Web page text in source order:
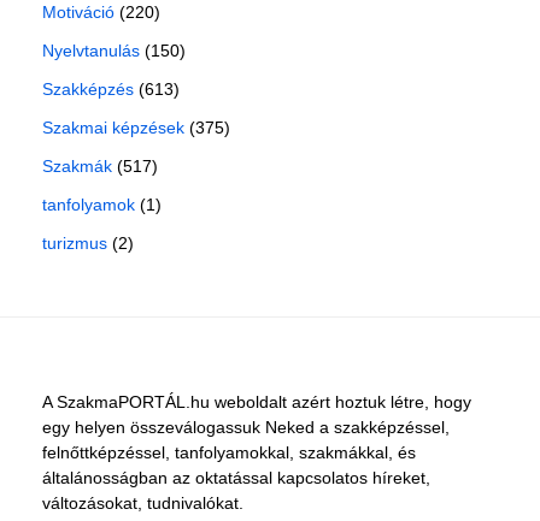
Motiváció (220)
Nyelvtanulás (150)
Szakképzés (613)
Szakmai képzések (375)
Szakmák (517)
tanfolyamok (1)
turizmus (2)
A SzakmaPORTÁL.hu weboldalt azért hoztuk létre, hogy
egy helyen összeválogassuk Neked a szakképzéssel,
felnőttképzéssel, tanfolyamokkal, szakmákkal, és
általánosságban az oktatással kapcsolatos híreket,
változásokat, tudnivalókat.